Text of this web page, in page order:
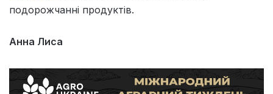
подорожчанні продуктів.
Анна Лиса